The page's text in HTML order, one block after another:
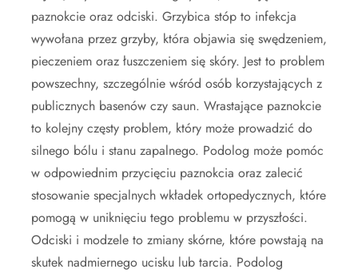
paznokcie oraz odciski. Grzybica stóp to infekcja
wywołana przez grzyby, która objawia się swędzeniem,
pieczeniem oraz łuszczeniem się skóry. Jest to problem
powszechny, szczególnie wśród osób korzystających z
publicznych basenów czy saun. Wrastające paznokcie
to kolejny częsty problem, który może prowadzić do
silnego bólu i stanu zapalnego. Podolog może pomóc
w odpowiednim przycięciu paznokcia oraz zalecić
stosowanie specjalnych wkładek ortopedycznych, które
pomogą w uniknięciu tego problemu w przyszłości.
Odciski i modzele to zmiany skórne, które powstają na
skutek nadmiernego ucisku lub tarcia. Podolog